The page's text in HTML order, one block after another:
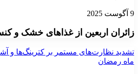
9 آگوست 2025
زائران اربعین از غذاهای خشک و
تشدید نظارت‌های مستمر بر کترینگ‌ها و
ماه رمضان